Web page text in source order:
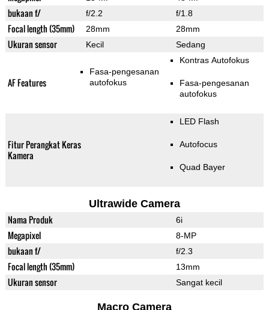
bukaan f/ f/2.2 f/1.8
Focal length (35mm) 28mm 28mm
Ukuran sensor Kecil Sedang
AF Features
Fasa-pengesanan
autofokus
Kontras Autofokus
Fasa-pengesanan
autofokus
Fitur Perangkat Keras
Kamera
LED Flash
Autofocus
Quad Bayer
Ultrawide Camera
Nama Produk 6i
Megapixel 8-MP
bukaan f/ f/2.3
Focal length (35mm) 13mm
Ukuran sensor Sangat kecil
Macro Camera